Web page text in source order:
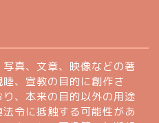
真、文章、映像などの著
、宣教の目的に創作さ
、本来の目的以外の用途
令に抵触する可能性があ
profile
著作権について